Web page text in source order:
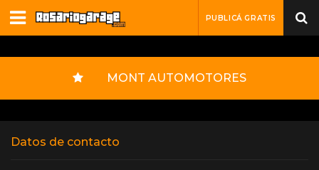
PUBLICÁ GRATIS
MONT AUTOMOTORES
Datos de contacto